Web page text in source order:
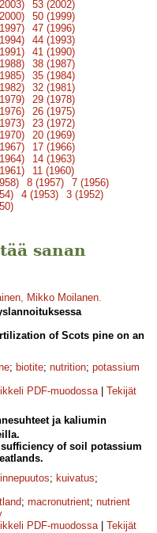
53 (2002)
50 (1999)
47 (1996)
44 (1993)
41 (1990)
38 (1987)
35 (1984)
32 (1981)
29 (1978)
26 (1975)
23 (1972)
20 (1969)
17 (1966)
14 (1963)
11 (1960)
8 (1957)
7 (1956)
4 (1953)
3 (1952)
sanan
, Mikko Moilanen.
of Scots pine on an
; biotite; nutrition; potassium
PDF-muodossa| Tekijät
ja kaliumin
of soil potassium
; kuivatus;
; macronutrient; nutrient
PDF-muodossa| Tekijät